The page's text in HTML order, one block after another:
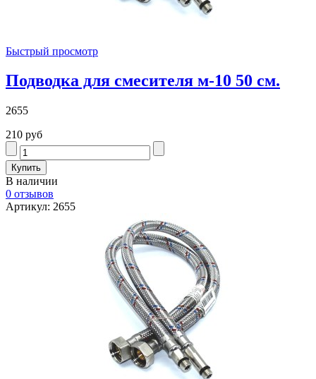
Быстрый просмотр
Подводка для смесителя м-10 50 см.
2655
210 руб
В наличии
0 отзывов
Артикул: 2655